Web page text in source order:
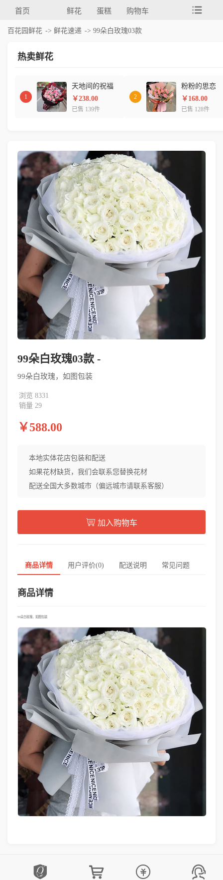
首页 鲜花 蛋糕 购物车
百花园鲜花 -> 鲜花速递 -> 99朵白玫瑰03款
热卖鲜花
1
天地间的祝福
￥238.00
已售 139件
2
粉粉的思恋
￥168.00
已售 128件
99朵白玫瑰03款 -
99朵白玫瑰，如图包装
浏览 8331
销量 29
￥588.00
本地实体花店包装和配送
如果花材缺货，我们会联系您替换花材
配送全国大多数城市（偏远城市请联系客服）
加入购物车
商品详情 用户评价(0) 配送说明 常见问题
商品详情
99朵白玫瑰，如图包装